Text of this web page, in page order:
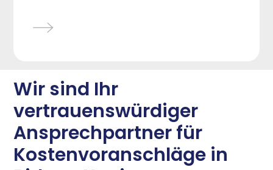
Wir sind Ihr
vertrauenswürdiger
Ansprechpartner für
Kostenvoranschläge in